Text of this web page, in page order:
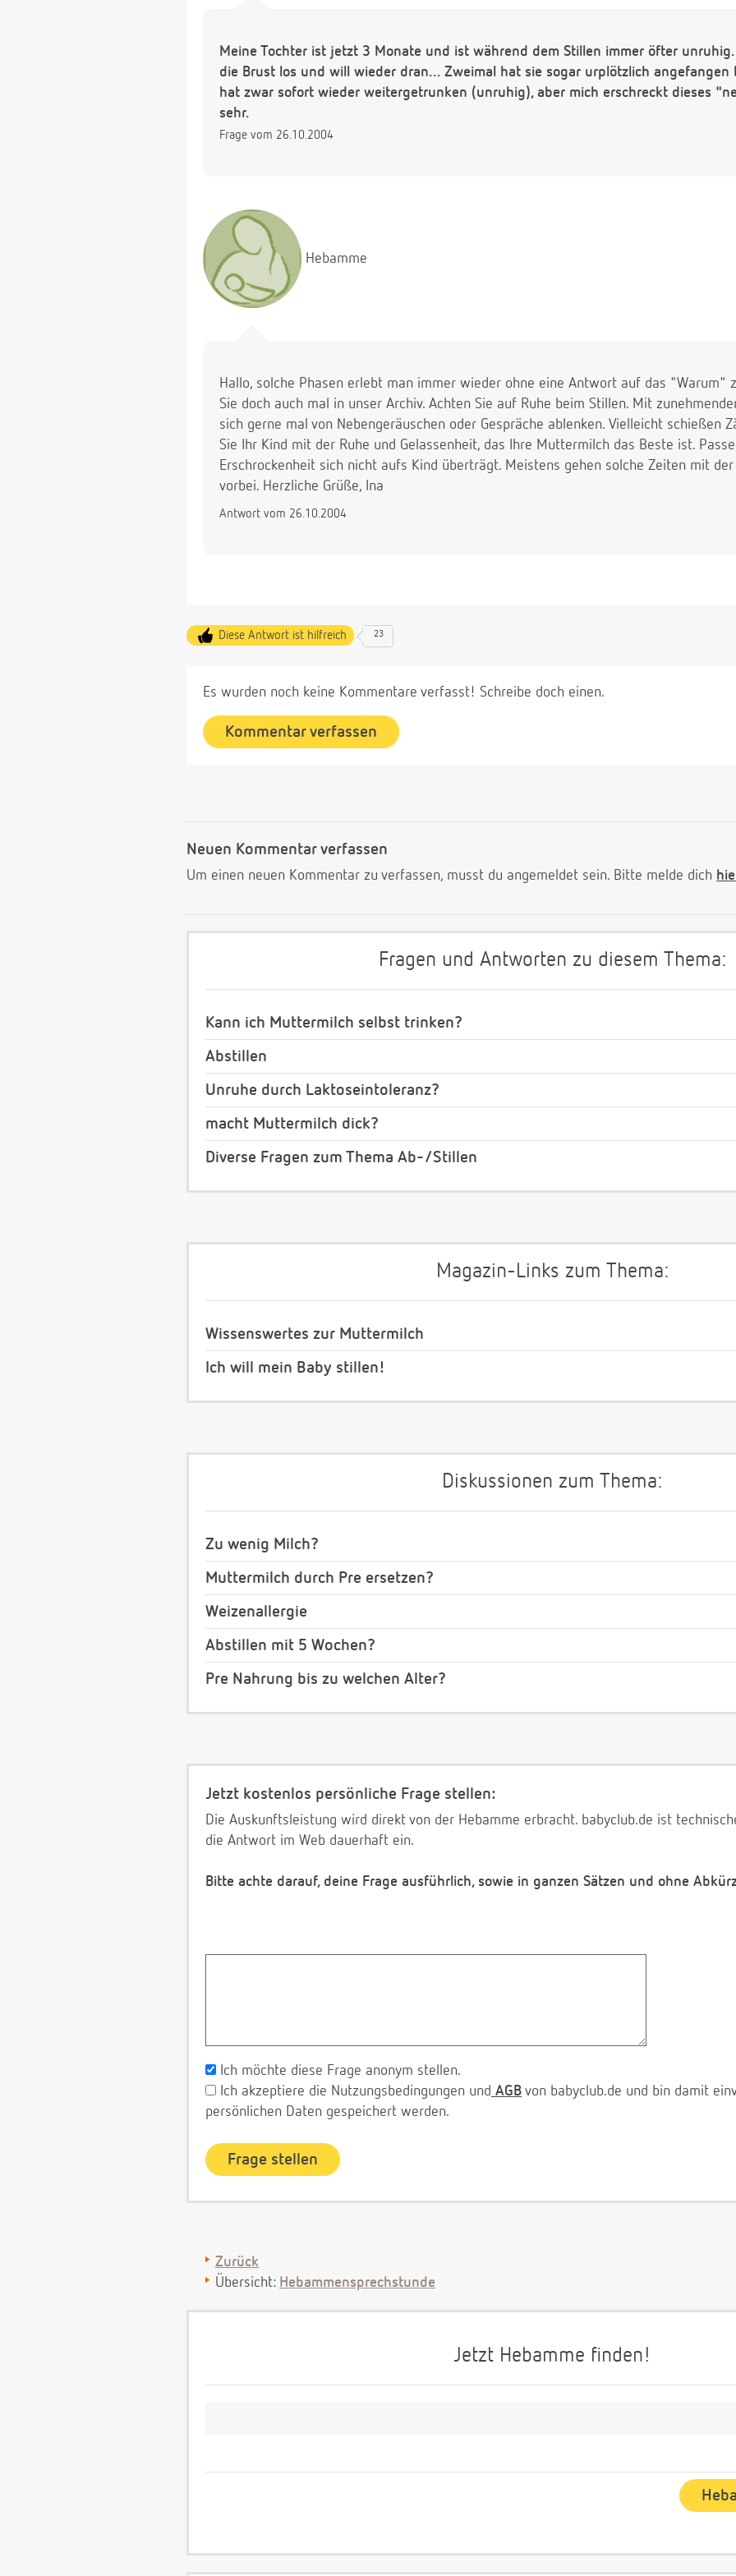
Meine Tochter ist jetzt 3 Monate und ist während dem Stillen immer öfter
die Brust los und will wieder dran... Zweimal hat sie sogar urplötzlich angefangen
hat zwar sofort wieder weitergetrunken (unruhig), aber mich erschreckt dieses
sehr.
Frage vom 26.10.2004
Hebamme
Hallo, solche Phasen erlebt man immer wieder ohne eine Antwort auf das "Warum"
Sie doch auch mal in unser Archiv. Achten Sie auf Ruhe beim Stillen. Mit
sich gerne mal von Nebengeräuschen oder Gespräche ablenken. Vielleicht schießen
Sie Ihr Kind mit der Ruhe und Gelassenheit, das Ihre Muttermilch das Beste ist.
Erschrockenheit sich nicht aufs Kind überträgt. Meistens gehen solche Zeiten mit
vorbei. Herzliche Grüße, Ina
Antwort vom 26.10.2004
Diese Antwort ist hilfreich 23
Es wurden noch keine Kommentare verfasst! Schreibe doch einen.
Kommentar verfassen
Neuen Kommentar verfassen
Um einen neuen Kommentar zu verfassen, musst du angemeldet sein. Bitte melde dich
Fragen und Antworten zu diesem Thema:
Kann ich Muttermilch selbst trinken?
Abstillen
Unruhe durch Laktoseintoleranz?
macht Muttermilch dick?
Diverse Fragen zum Thema Ab-/Stillen
Magazin-Links zum Thema:
Wissenswertes zur Muttermilch
Ich will mein Baby stillen!
Diskussionen zum Thema:
Zu wenig Milch?
Muttermilch durch Pre ersetzen?
Weizenallergie
Abstillen mit 5 Wochen?
Pre Nahrung bis zu welchen Alter?
Jetzt kostenlos persönliche Frage stellen:
Die Auskunftsleistung wird direkt von der Hebamme erbracht. babyclub.de ist
die Antwort im Web dauerhaft ein.
Bitte achte darauf, deine Frage ausführlich, sowie in ganzen Sätzen und ohne
Ich möchte diese Frage anonym stellen.
Ich akzeptiere die Nutzungsbedingungen und AGB von babyclub.de und bin damit
persönlichen Daten gespeichert werden.
Zurück
Übersicht: Hebammensprechstunde
Jetzt Hebamme finden!